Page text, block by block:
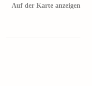
Auf der Karte anzeigen